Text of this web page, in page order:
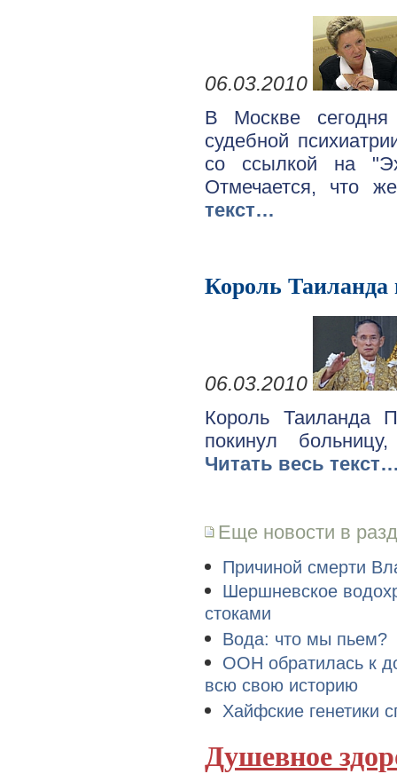
06.03.2010
В Москве сегодня
судебной
со ссылкой на
Отмечается, что
текст…
Король Таиланда
06.03.2010
Король Таиланда
покинул
Читать весь
Еще новости в
Причиной смерти
Шершневское
стоками
Вода: что мы пьем?
ООН обратилась к
всю свою историю
Хайфские генетики
Душевное